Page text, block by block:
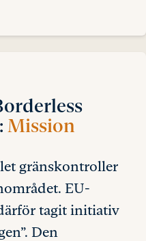
Mission
gränskontroller
EU-
tagit initiativ
Den